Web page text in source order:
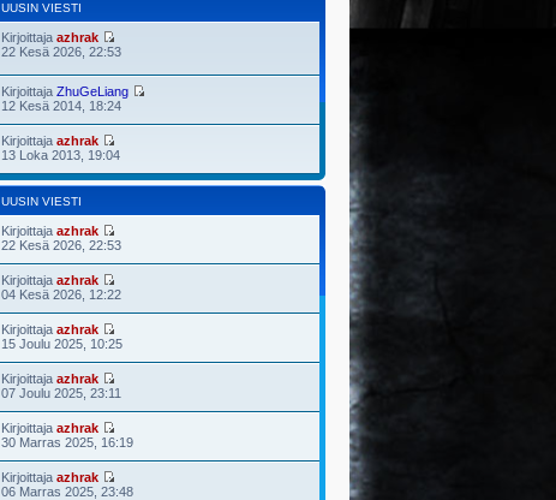
UUSIN VIESTI
Kirjoittaja azhrak
22 Kesä 2026, 22:53
Kirjoittaja ZhuGeLiang
12 Kesä 2014, 18:24
Kirjoittaja azhrak
13 Loka 2013, 19:04
UUSIN VIESTI
Kirjoittaja azhrak
22 Kesä 2026, 22:53
Kirjoittaja azhrak
04 Kesä 2026, 12:22
Kirjoittaja azhrak
15 Joulu 2025, 10:25
Kirjoittaja azhrak
07 Joulu 2025, 23:11
Kirjoittaja azhrak
30 Marras 2025, 16:19
Kirjoittaja azhrak
06 Marras 2025, 23:48